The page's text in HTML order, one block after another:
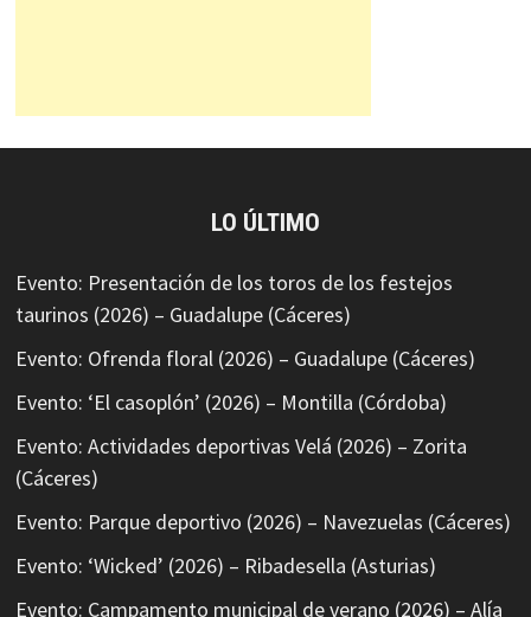
LO ÚLTIMO
Evento: Presentación de los toros de los festejos
taurinos (2026) – Guadalupe (Cáceres)
Evento: Ofrenda floral (2026) – Guadalupe (Cáceres)
Evento: ‘El casoplón’ (2026) – Montilla (Córdoba)
Evento: Actividades deportivas Velá (2026) – Zorita
(Cáceres)
Evento: Parque deportivo (2026) – Navezuelas (Cáceres)
Evento: ‘Wicked’ (2026) – Ribadesella (Asturias)
Evento: Campamento municipal de verano (2026) – Alía